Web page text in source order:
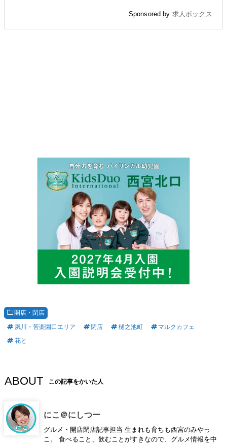
Sponsored by 求人ボックス
開店・閉店
夙川・苦楽園口エリア
閉店 樋之池町
マルクカフェ
花と
ABOUT この記事をかいた人
にこ＠にしつー
グルメ・開店閉店記事担当 生まれも育ちも西宮のみやっ
こ。 食べること、飲むことがすきなので、グルメ情報を中